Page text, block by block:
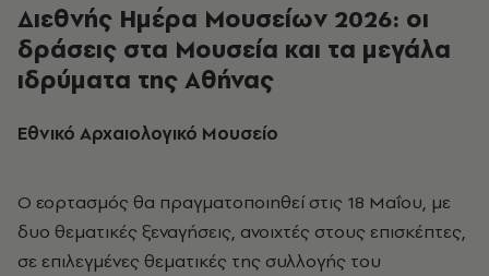
Διεθνής Ημέρα Μουσείων 2026: οι
δράσεις στα Μουσεία και τα μεγάλα
ιδρύματα της Αθήνας
Εθνικό Αρχαιολογικό Μουσείο
Ο εορτασμός θα πραγματοποιηθεί στις 18 Μαΐου, με
δυο θεματικές ξεναγήσεις, ανοιχτές στους επισκέπτες,
σε επιλεγμένες θεματικές της συλλογής του